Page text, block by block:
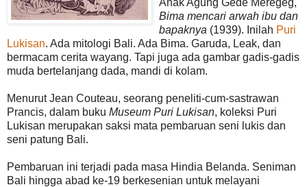
Bima mencari arwah ibu dan
bapaknya (1939). Inilah Puri
Lukisan. Ada mitologi Bali. Ada Bima. Garuda, Leak, dan
bermacam cerita wayang. Tapi juga ada gambar gadis-gadis
muda bertelanjang dada, mandi di kolam.
Menurut Jean Couteau, seorang peneliti-cum-sastrawan
Prancis, dalam buku Museum Puri Lukisan, koleksi Puri
Lukisan merupakan saksi mata pembaruan seni lukis dan
seni patung Bali.
Pembaruan ini terjadi pada masa Hindia Belanda. Seniman
Bali hingga abad ke-19 berkesenian untuk melayani